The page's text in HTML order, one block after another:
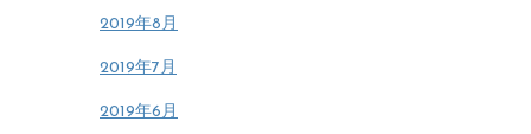
2019年8月
2019年7月
2019年6月